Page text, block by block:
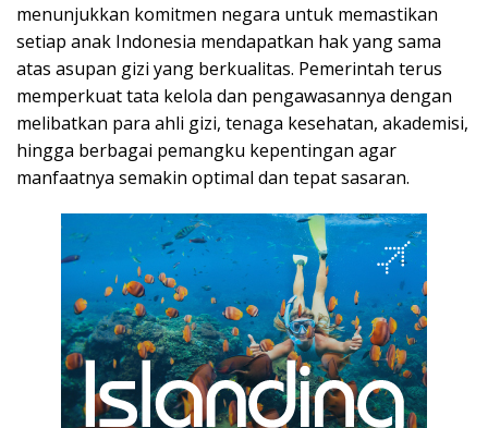
menunjukkan komitmen negara untuk memastikan
setiap anak Indonesia mendapatkan hak yang sama
atas asupan gizi yang berkualitas. Pemerintah terus
memperkuat tata kelola dan pengawasannya dengan
melibatkan para ahli gizi, tenaga kesehatan, akademisi,
hingga berbagai pemangku kepentingan agar
manfaatnya semakin optimal dan tepat sasaran.